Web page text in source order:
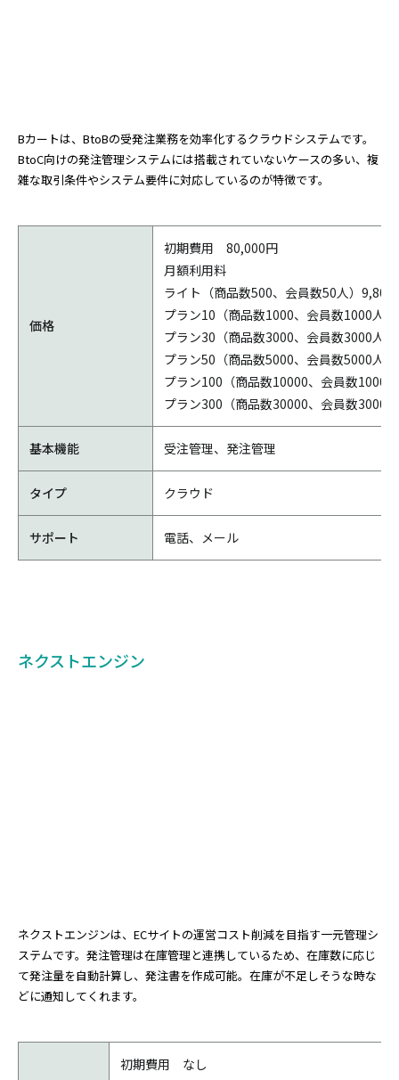
Bカートは、BtoBの受発注業務を効率化するクラウドシステムです。
BtoC向けの発注管理システムには搭載されていないケースの多い、複
雑な取引条件やシステム要件に対応しているのが特徴です。
価格
初期費用 80,000円
月額利用料
ライト（商品数500、会員数50人）9,800
プラン10（商品数1000、会員数1000人
プラン30（商品数3000、会員数3000人
プラン50（商品数5000、会員数5000人
プラン100（商品数10000、会員数10000
プラン300（商品数30000、会員数30000
基本機能 受注管理、発注管理
タイプ クラウド
サポート 電話、メール
ネクストエンジン
ネクストエンジンは、ECサイトの運営コスト削減を目指す一元管理シ
ステムです。発注管理は在庫管理と連携しているため、在庫数に応じ
て発注量を自動計算し、発注書を作成可能。在庫が不足しそうな時な
どに通知してくれます。
初期費用 なし